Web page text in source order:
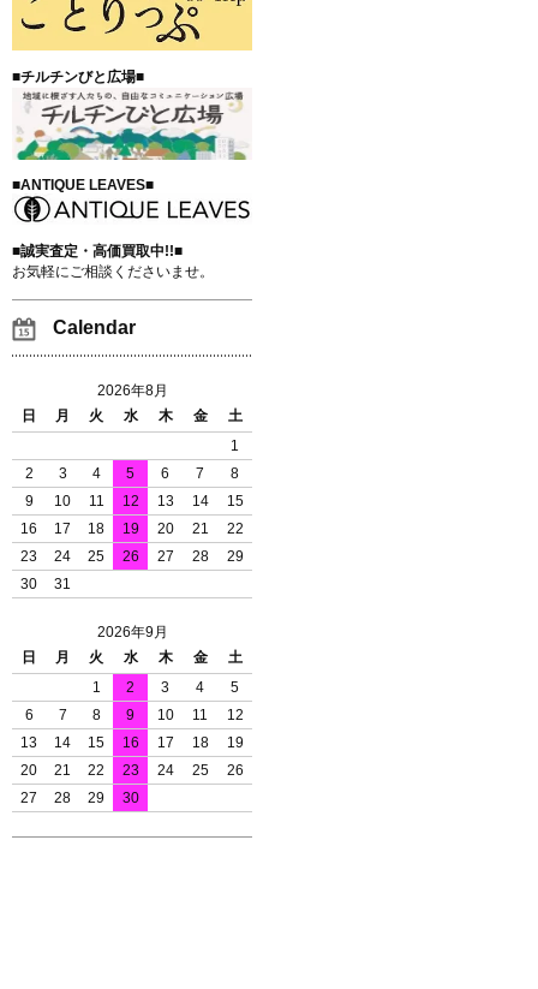
■チルチンびと広場■
■ANTIQUE LEAVES■
■誠実査定・高価買取中!!■
お気軽にご相談くださいませ。
Calendar
2026年8月
日
月 火 水 木 金
土
1
2
3 4 5 6 7
8
9
10 11 12 13 14
15
16
17 18 19 20 21
22
23
24 25 26 27 28
29
30
31
2026年9月
日
月 火 水 木 金
土
1
2 3 4
5
6
7 8 9 10 11
12
13
14 15 16 17 18
19
20
21 22 23 24 25
26
27
28 29 30